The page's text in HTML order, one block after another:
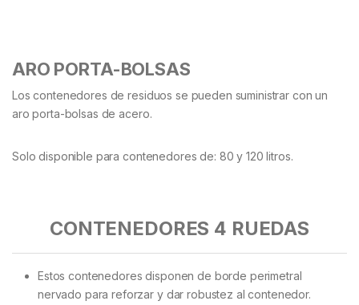
ARO PORTA-BOLSAS
Los contenedores de residuos se pueden suministrar con un
aro porta-bolsas de acero.
Solo disponible para contenedores de: 80 y 120 litros.
CONTENEDORES 4 RUEDAS
Estos contenedores disponen de borde perimetral
nervado para reforzar y dar robustez al contenedor.